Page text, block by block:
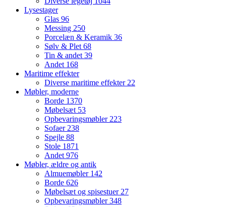
Lysestager
Glas 96
Messing 250
Porcelæn & Keramik 36
Sølv & Plet68
Tin & andet39
Andet 168
Maritime effekter
Diverse maritime effekter22
Møbler, moderne
Borde 1370
Møbelsæt 53
Opbevaringsmøbler223
Sofaer238
Spejle 88
Stole 1871
Andet976
Møbler, ældre og antik
Almuemøbler 142
Borde 626
Møbelsæt og spisestuer27
Opbevaringsmøbler348